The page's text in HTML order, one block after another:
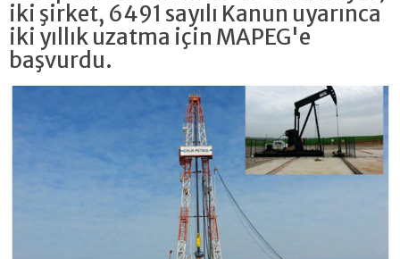
iki şirket, 6491 sayılı Kanun uyarınca
iki yıllık uzatma için MAPEG'e
başvurdu.